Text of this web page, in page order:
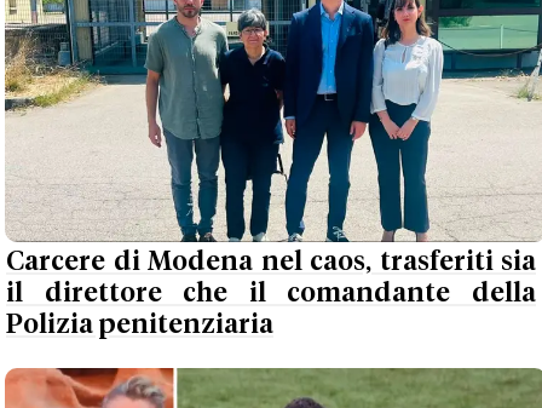
Carcere di Modena nel caos, trasferiti sia
il direttore che il comandante della
Polizia penitenziaria